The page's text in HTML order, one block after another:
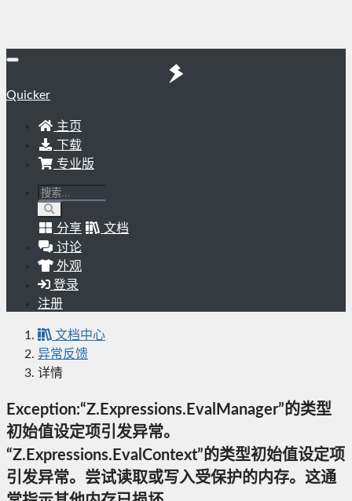
Quicker
主页
下载
专业版
分享
文档
讨论
外观
登录
注册
文档中心
异常反馈
详情
Exception:“Z.Expressions.EvalManager”的类型
初始值设定项引发异常。
“Z.Expressions.EvalContext”的类型初始值设定项
引发异常。尝试读取或写入受保护的内存。这通